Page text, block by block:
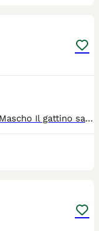
Allevamento riconosciuto ANFI Colori: Golden Mascho Il gattino sarà ceduto con : - PEDIGREE ANFI - microchip, - libretto sanitario, - certificato di buona salute - registrazione al ASL - passaggio di proprietà - completamente sverminato - svezzato - completamente vaccinato - start kit kitten (crocchette, umido, gioco, etc) - assistenza post vendita Test negativi di PKD, FELV, FIV sono depositati a ANFI Il prezzo 1300